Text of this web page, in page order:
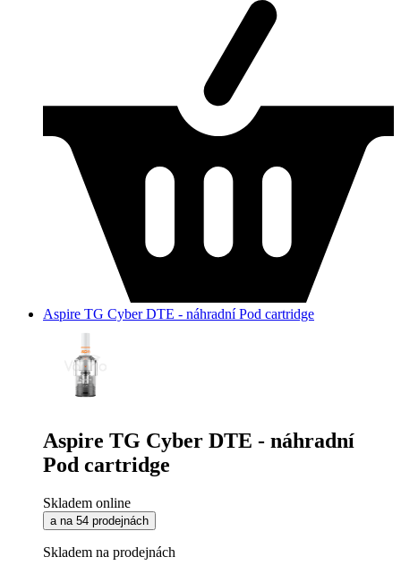
Aspire TG Cyber DTE - náhradní Pod cartridge
Aspire TG Cyber DTE - náhradní
Pod cartridge
Skladem online
a na 54 prodejnách
Skladem na prodejnách